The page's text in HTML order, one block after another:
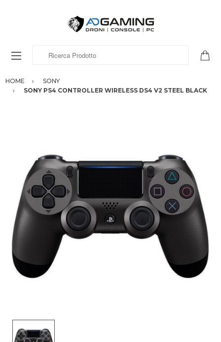
HOME
SONY
SONY PS4 CONTROLLER WIRELESS DS4 V2 STEEL BLACK